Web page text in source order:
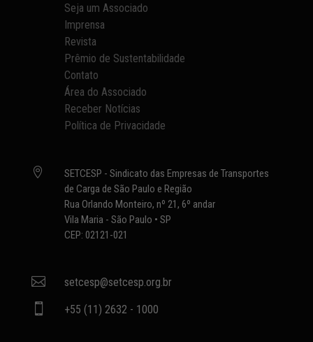
Seja um Associado
Imprensa
Revista
Prêmio de Sustentabilidade
Contato
Área do Associado
Receber Notícias
Política de Privacidade

SETCESP - Sindicato das Empresas de Transportes
de Carga de São Paulo e Região
Rua Orlando Monteiro, nº 21, 6º andar
Vila Maria - São Paulo • SP
CEP: 02121-021
 setcesp@setcesp.org.br
 +55 (11) 2632 - 1000